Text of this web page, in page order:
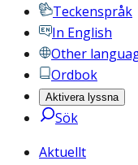
Teckenspråk
In English
Other
Ordbok
Aktivera lyssna
Sök
Aktuellt